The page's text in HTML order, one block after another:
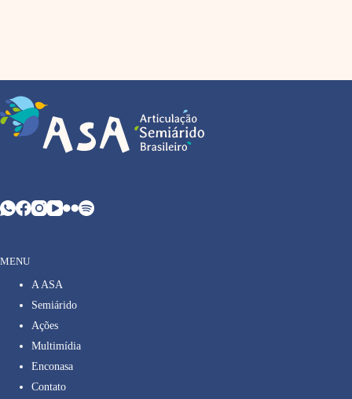
MENU
A ASA
Semiárido
Ações
Multimídia
Enconasa
Contato